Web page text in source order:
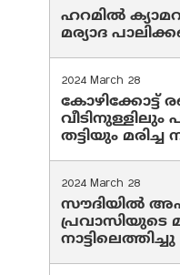
ഹറമില്‍
മര്യാദ
2024 March 28
കോഴിക്കോട്ട്
വീടിനുള്ളിലും
തട്ടിയും മരിച്ച
2024 March 28
സൗദിയില്‍
പ്രവാസിയുടെ
നാട്ടിലെത്തിച്ചു